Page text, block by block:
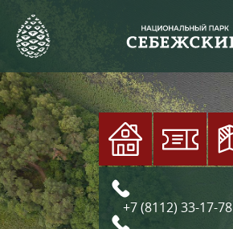
+7 (8112) 33-17-78